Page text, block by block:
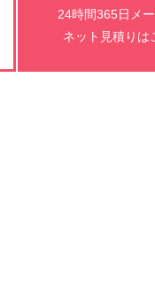
24時間365日メ
ネット見積りは